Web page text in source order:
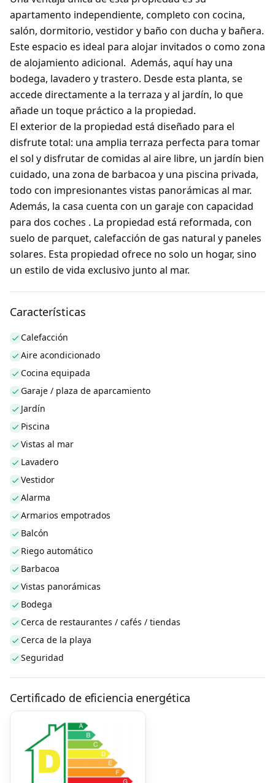
apartamento independiente, completo con cocina,
salón, dormitorio, vestidor y baño con ducha y bañera.
Este espacio es ideal para alojar invitados o como zona
de alojamiento adicional. Además, aquí hay una
bodega, lavadero y trastero. Desde esta planta, se
accede directamente a la terraza y al jardín, lo que
añade un toque práctico a la propiedad.
El exterior de la propiedad está diseñado para el
disfrute total: una amplia terraza perfecta para tomar
el sol y disfrutar de comidas al aire libre, un jardín bien
cuidado, una zona de barbacoa y una piscina privada,
todo con impresionantes vistas panorámicas al mar.
Además, la casa cuenta con un garaje con capacidad
para dos coches . La propiedad está reformada, con
suelo de parquet, calefacción de gas natural y paneles
solares. Esta propiedad ofrece no solo un hogar, sino
un estilo de vida exclusivo junto al mar.
Características
Calefacción
Aire acondicionado
Cocina equipada
Garaje / plaza de aparcamiento
Jardín
Piscina
Vistas al mar
Lavadero
Vestidor
Alarma
Armarios empotrados
Balcón
Riego automático
Barbacoa
Vistas panorámicas
Bodega
Cerca de restaurantes / cafés / tiendas
Cerca de la playa
Seguridad
Certificado de eficiencia energética